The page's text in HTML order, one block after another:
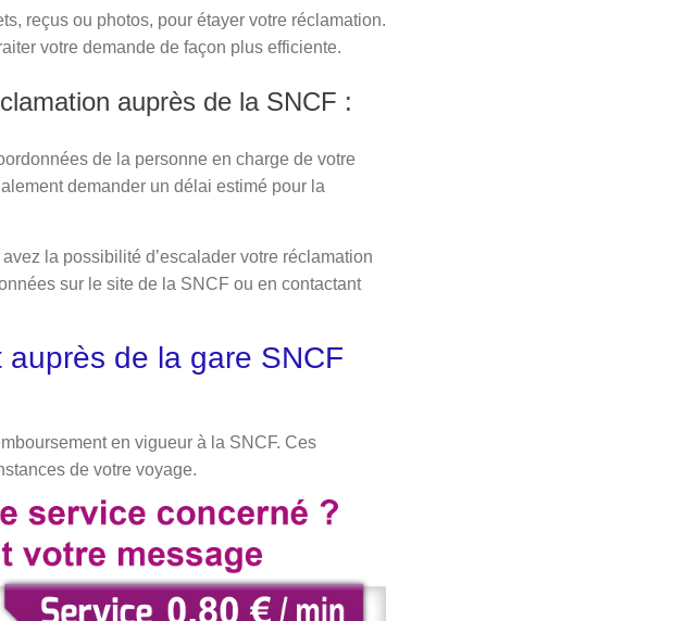
reçus ou photos, pour étayer votre réclamation.
votre demande de façon plus efficiente.
auprès de la SNCF :
de la personne en charge de votre
demander un délai estimé pour la
la possibilité d’escalader votre réclamation
sur le site de la SNCF ou en contactant
de la gare SNCF
en vigueur à la SNCF. Ces
de votre voyage.